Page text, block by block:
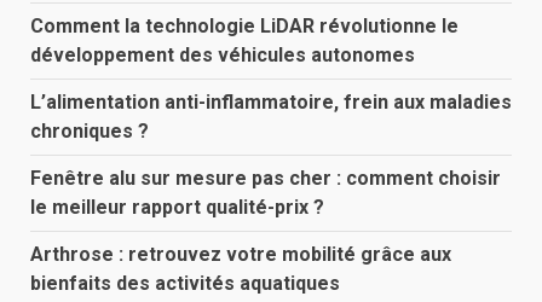
Comment la technologie LiDAR révolutionne le
développement des véhicules autonomes
L’alimentation anti-inflammatoire, frein aux maladies
chroniques ?
Fenêtre alu sur mesure pas cher : comment choisir
le meilleur rapport qualité-prix ?
Arthrose : retrouvez votre mobilité grâce aux
bienfaits des activités aquatiques